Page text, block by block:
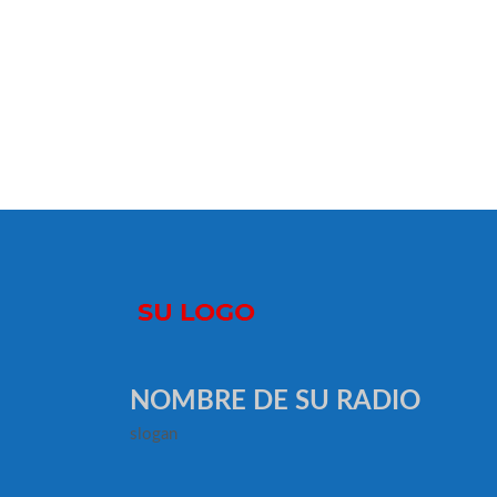
NOMBRE DE SU RADIO
slogan